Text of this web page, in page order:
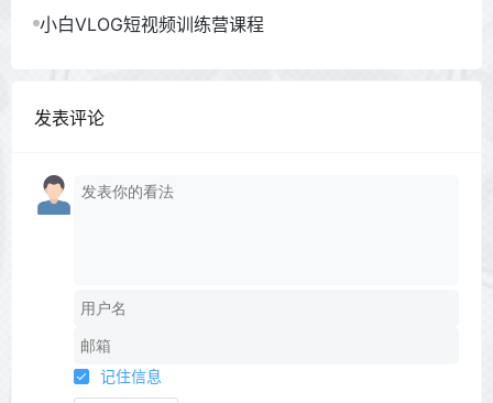
小白VLOG短视频训练营课程
发表评论
记住信息